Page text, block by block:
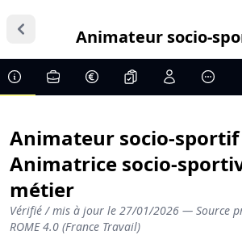
Animateur socio-
Animateur socio-
Animatrice socio-
métier
Vérifié / mis à jour le 27/01/2026 — Source
ROME 4.0 (France Travail)